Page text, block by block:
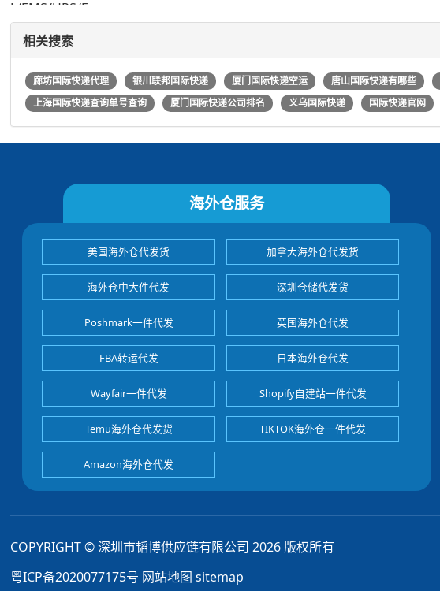
相关搜索
廊坊国际快递代理 银川联邦国际快递 厦门国际快递空运 唐山国际快递有哪些
上海国际快递查询单号查询
厦门国际快递公司排名 义乌国际快递 国际快递官网
海外仓服务
美国海外仓代发货 加拿大海外仓代发货
海外仓中大件代发 深圳仓储代发货
Poshmark一件代发 英国海外仓代发
FBA转运代发 日本海外仓代发
Wayfair一件代发 Shopify自建站一件代发
Temu海外仓代发货 TIKTOK海外仓一件代发
Amazon海外仓代发
COPYRIGHT © 深圳市韬博供应链有限公司 2026 版权所有
粤ICP备2020077175号 网站地图 sitemap